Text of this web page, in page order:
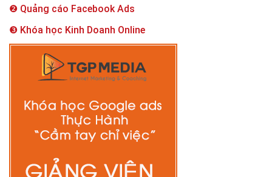
❷ Quảng cáo Facebook Ads
❸ Khóa học Kinh Doanh Online